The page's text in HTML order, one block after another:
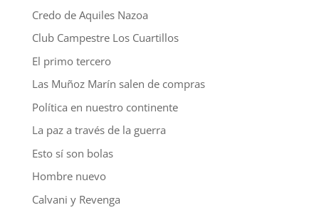
Credo de Aquiles Nazoa
Club Campestre Los Cuartillos
El primo tercero
Las Muñoz Marín salen de compras
Política en nuestro continente
La paz a través de la guerra
Esto sí son bolas
Hombre nuevo
Calvani y Revenga